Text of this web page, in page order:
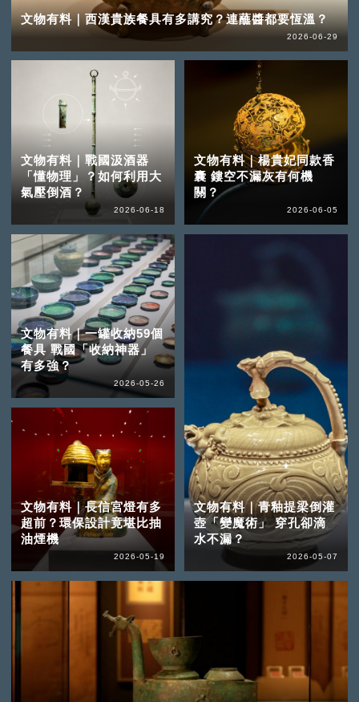
文物有料｜西漢貴族餐具有多講究？連蘸醬都要恆溫？
2026-06-29
文物有料｜戰國汲酒器
「懂物理」？如何利用大
氣壓倒酒？
2026-06-18
文物有料｜楊貴妃同款香
囊 鏤空不漏灰有何機
關？
2026-06-05
文物有料｜一罐收納59個
餐具 戰國「收納神器」
有多強？
2026-05-26
文物有料｜長信宮燈有多
超前？環保設計竟堪比抽
油煙機
2026-05-19
文物有料｜青釉提梁倒灌
壺「變魔術」 穿孔卻滴
水不漏？
2026-05-07